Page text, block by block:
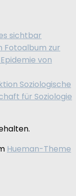
sichtbar
Fotoalbum zur
von
Soziologische
für Soziologie
Hueman-Theme